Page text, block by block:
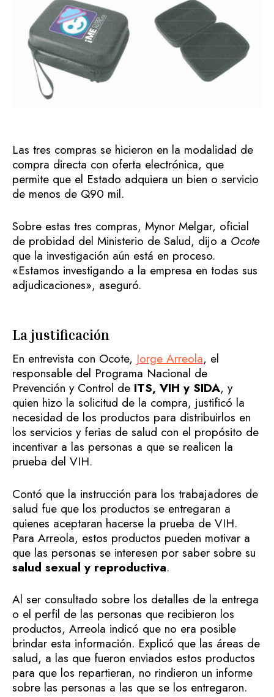
Las tres compras se hicieron en la modalidad de
compra directa con oferta electrónica, que
permite que el Estado adquiera un bien o servicio
de menos de Q90 mil.
Sobre estas tres compras, Mynor Melgar, oficial
de probidad del Ministerio de Salud, dijo a Ocote
que la investigación aún está en proceso.
«Estamos investigando a la empresa en todas sus
adjudicaciones», aseguró.
La justificación
En entrevista con Ocote, Jorge Arreola, el
responsable del Programa Nacional de
Prevención y Control de ITS, VIH y SIDA, y
quien hizo la solicitud de la compra, justificó la
necesidad de los productos para distribuirlos en
los servicios y ferias de salud con el propósito de
incentivar a las personas a que se realicen la
prueba del VIH.
Contó que la instrucción para los trabajadores de
salud fue que los productos se entregaran a
quienes aceptaran hacerse la prueba de VIH.
Para Arreola, estos productos pueden motivar a
que las personas se interesen por saber sobre su
salud sexual y reproductiva.
Al ser consultado sobre los detalles de la entrega
o el perfil de las personas que recibieron los
productos, Arreola indicó que no era posible
brindar esta información. Explicó que las áreas de
salud, a las que fueron enviados estos productos
para que los repartieran, no rindieron un informe
sobre las personas a las que se los entregaron.